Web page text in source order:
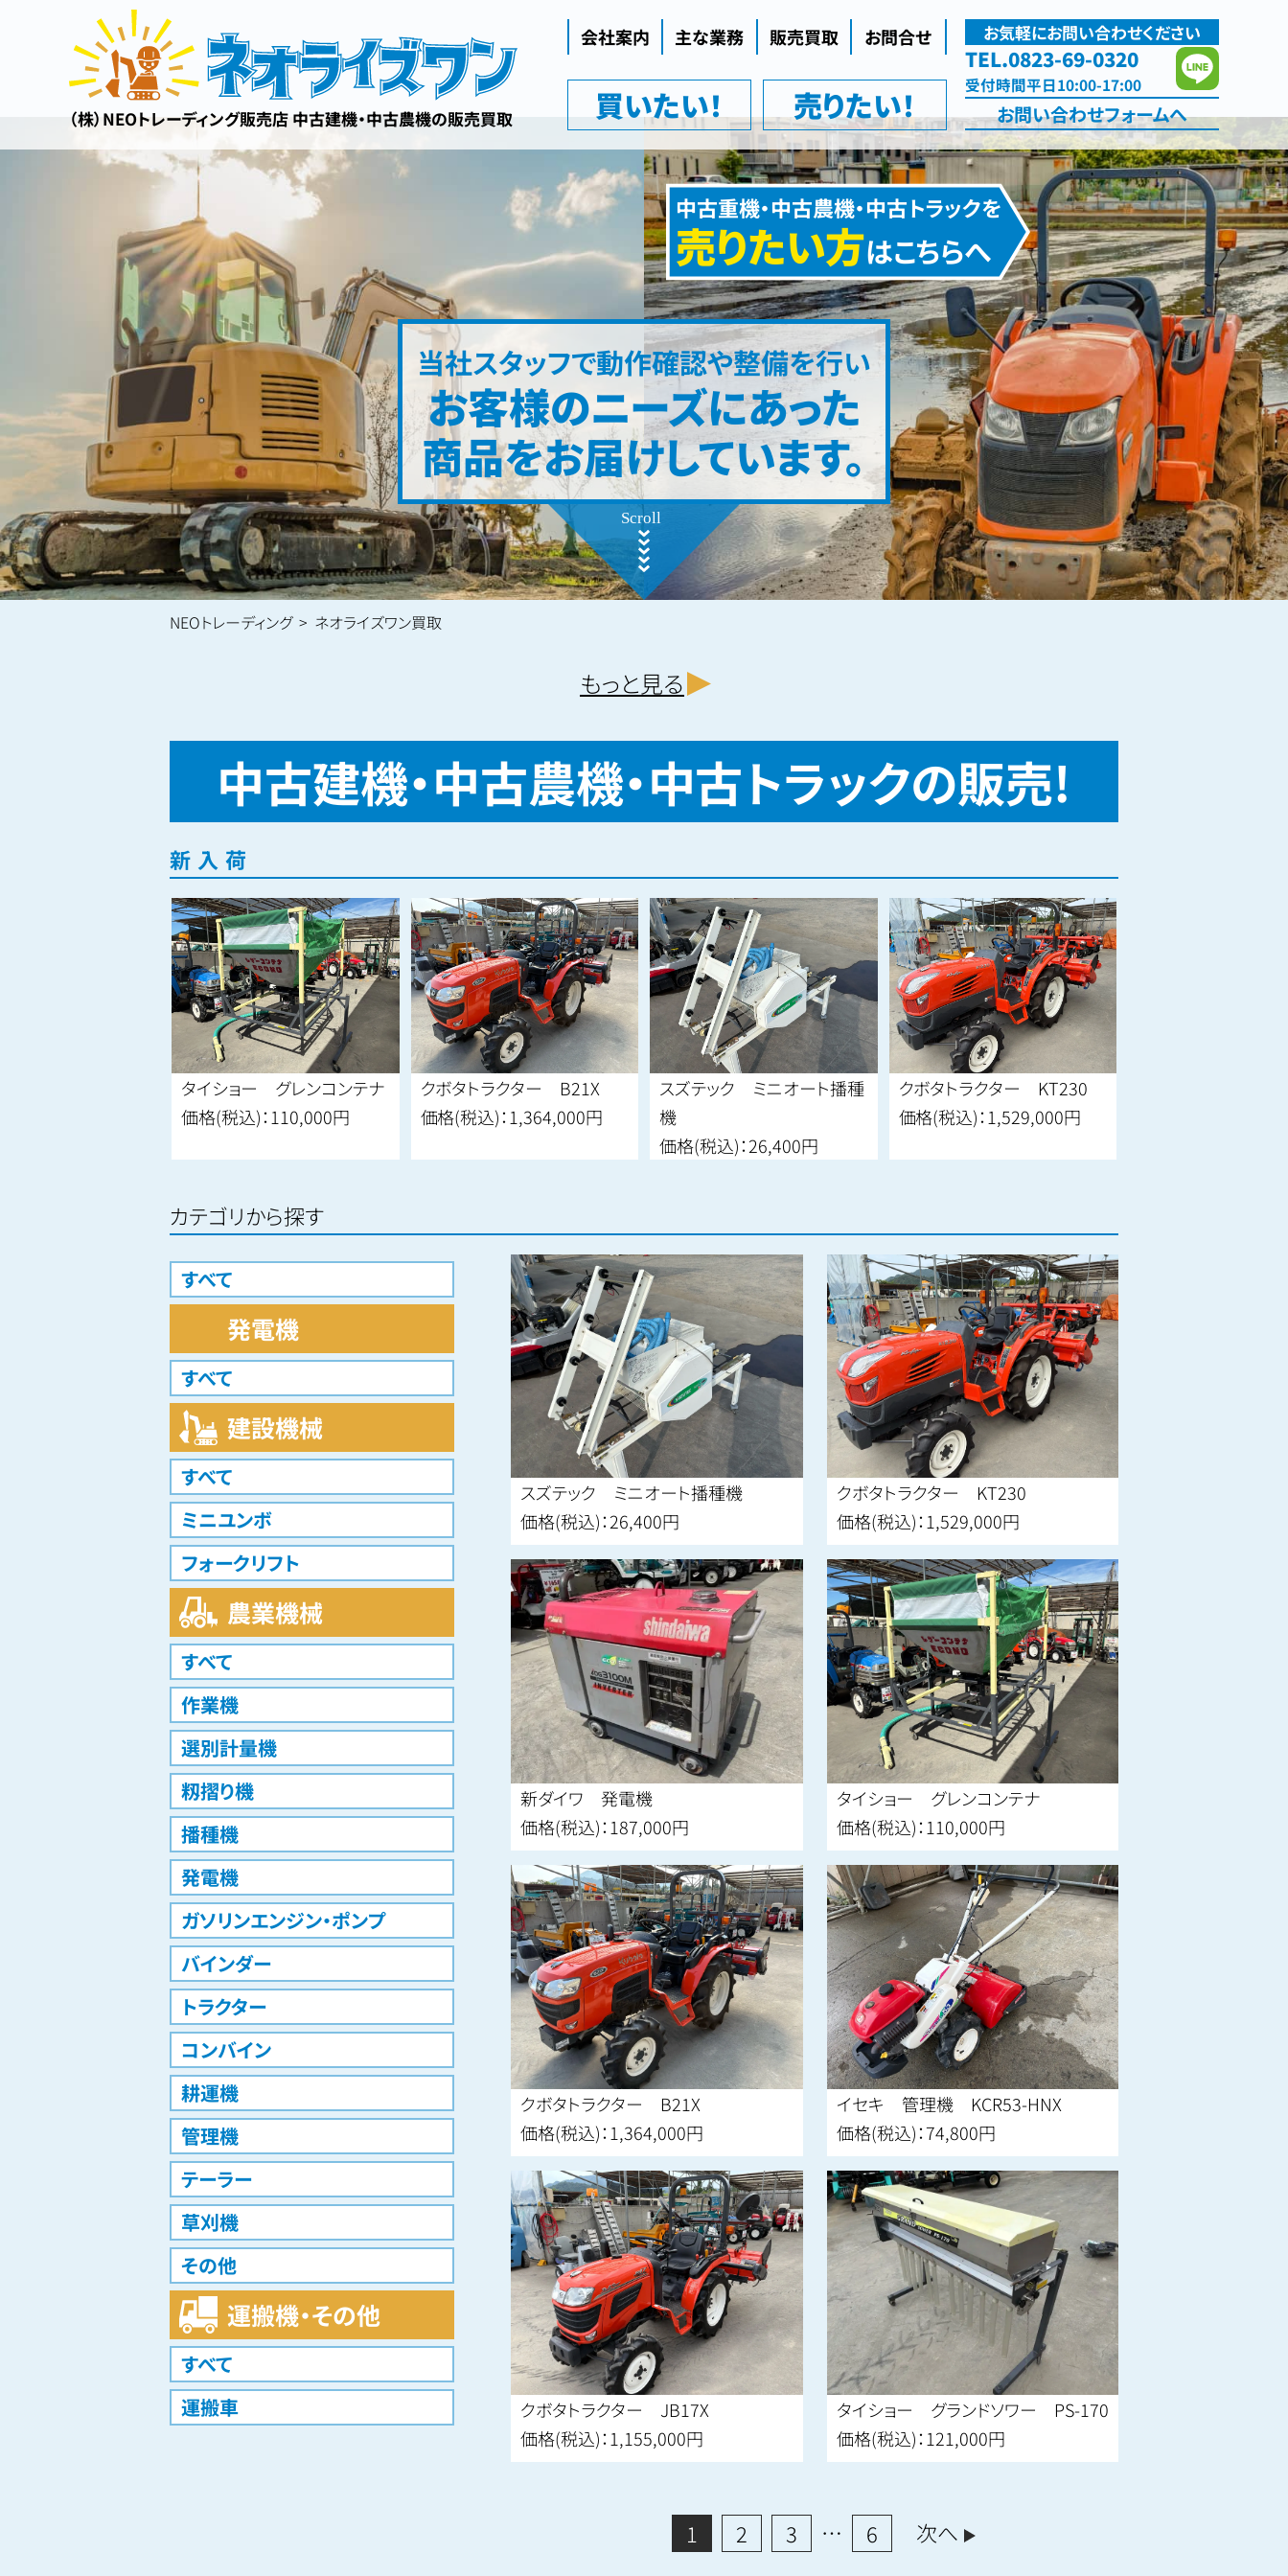
（株）NEOトレーディング販売店 中古建機・中古農機の販売買取
会社案内
企業理念
会社概要
主な業務 販売買取 お問合せ
買いたい！ 売りたい！
お気軽にお問い合わせください
TEL.0823-69-0320
受付時間平日10:00-17:00
お問い合わせフォームへ
当社スタッフで動作確認や整備を行い
お客様のニーズにあった
商品をお届けしています。
中古重機・中古農機・中古トラックを
売りたい方はこちらへ
NEOトレーディング ネオライズワン買取
もっと見る
中古建機・中古農機・中古トラックの販売!
新入荷
タイショー グレンコンテナ
価格(税込)：110,000円
クボタトラクター B21X
価格(税込)：1,364,000円
スズテック ミニオート播種
価格(税込)：26,400円
クボタトラクター KT230
価格(税込)：1,529,000円
カテゴリから探す
すべて
発電機
すべて
建設機械
すべて
ミニユンボ
フォークリフト
農業機械
すべて
作業機
選別計量機
籾摺り機
播種機
発電機
ガソリンエンジン・ポンプ
バインダー
トラクター
コンバイン
耕運機
管理機
テーラー
草刈機
その他
運搬機・その他
すべて
運搬車
スズテック ミニオート播種機
価格(税込)：26,400円
クボタトラクター KT230
価格(税込)：1,529,000円
新ダイワ 発電機
価格(税込)：187,000円
タイショー グレンコンテナ
価格(税込)：110,000円
クボタトラクター B21X
価格(税込)：1,364,000円
イセキ 管理機 KCR53-HNX
価格(税込)：74,800円
クボタトラクター JB17X
価格(税込)：1,155,000円
タイショー グランドソワー PS-170
価格(税込)：121,000円
1 2 3 … 6 次へ